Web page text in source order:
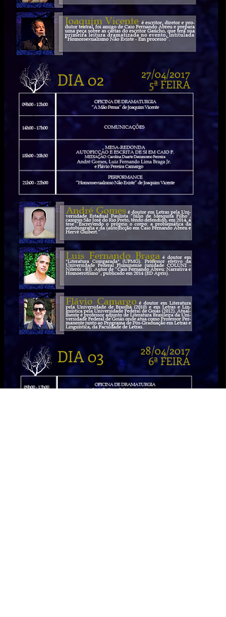
DIA 02 27/04/2017
5ª FEIRA
DIA 03 28/04/2017
6ª FEIRA